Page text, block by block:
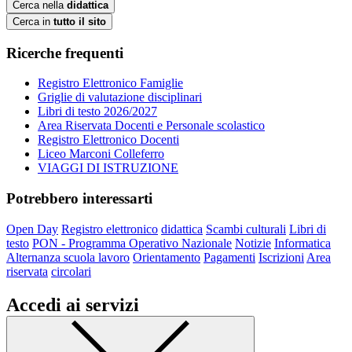
Cerca nella didattica
Cerca in tutto il sito
Ricerche frequenti
Registro Elettronico Famiglie
Griglie di valutazione disciplinari
Libri di testo 2026/2027
Area Riservata Docenti e Personale scolastico
Registro Elettronico Docenti
Liceo Marconi Colleferro
VIAGGI DI ISTRUZIONE
Potrebbero interessarti
Open Day Registro elettronico didattica Scambi culturali Libri di
testo PON - Programma Operativo Nazionale Notizie Informatica
Alternanza scuola lavoro Orientamento Pagamenti Iscrizioni Area
riservata circolari
Accedi ai servizi